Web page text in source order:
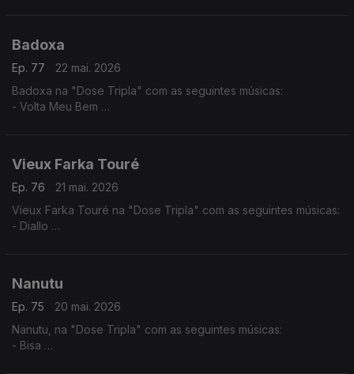
Badoxa
Ep. 77
22 mai. 2026
Badoxa na "Dose Tripla" com as seguintes músicas:
- Volta Meu Bem
Vieux Farka Touré
Ep. 76
21 mai. 2026
Vieux Farka Touré na "Dose Tripla" com as seguintes músicas:
- Diallo
Nanutu
Ep. 75
20 mai. 2026
Nanutu, na "Dose Tripla" com as seguintes músicas:
- Bisa